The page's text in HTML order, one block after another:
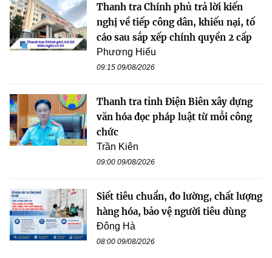
Thanh tra Chính phủ trả lời kiến
nghị về tiếp công dân, khiếu nại, tố
cáo sau sắp xếp chính quyền 2 cấp
Phương Hiếu
09:15 09/08/2026
Thanh tra tỉnh Điện Biên xây dựng
văn hóa đọc pháp luật từ mỗi công
chức
Trần Kiên
09:00 09/08/2026
Siết tiêu chuẩn, đo lường, chất lượng
hàng hóa, bảo vệ người tiêu dùng
Đông Hà
08:00 09/08/2026